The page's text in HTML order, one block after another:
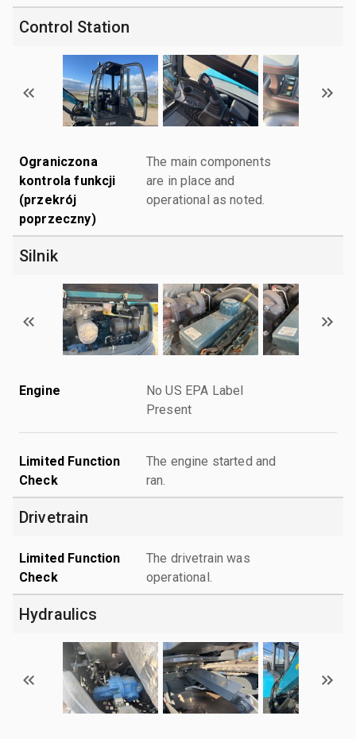
Control Station
Ograniczona
kontrola funkcji
(przekrój
poprzeczny)
The main components
are in place and
operational as noted.
Silnik
Engine
No US EPA Label
Present
Limited Function
Check
The engine started and
ran.
Drivetrain
Limited Function
Check
The drivetrain was
operational.
Hydraulics